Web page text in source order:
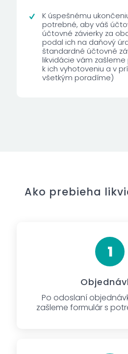
K úspešnému
potrebné, aby váš
účtovné závierky za
podal ich na daňový
štandardné účtovné
likvidácie vám
k ich vyhotoveniu a v
všetkým poradíme)
Ako prebieha
Po odoslaní
zašleme formulár s